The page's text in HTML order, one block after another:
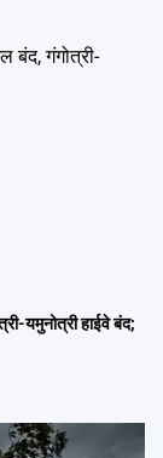
यमुनोत्री हाईवे बंद;